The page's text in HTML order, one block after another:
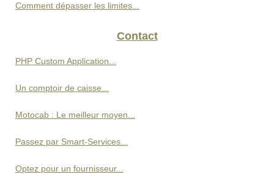
Comment dépasser les limites...
Contact
PHP Custom Application...
Un comptoir de caisse...
Motocab : Le meilleur moyen...
Passez par Smart-Services...
Optez pour un fournisseur...